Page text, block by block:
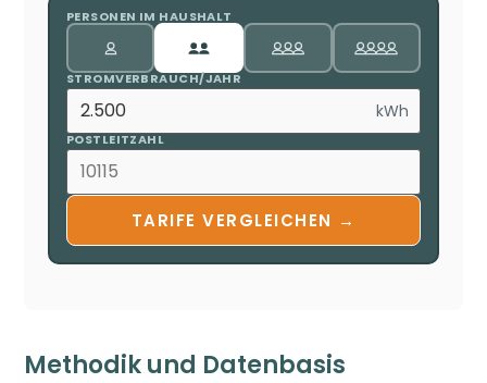
PERSONEN IM HAUSHALT
STROMVERBRAUCH/JAHR
kWh
POSTLEITZAHL
TARIFE VERGLEICHEN →
Methodik und Datenbasis